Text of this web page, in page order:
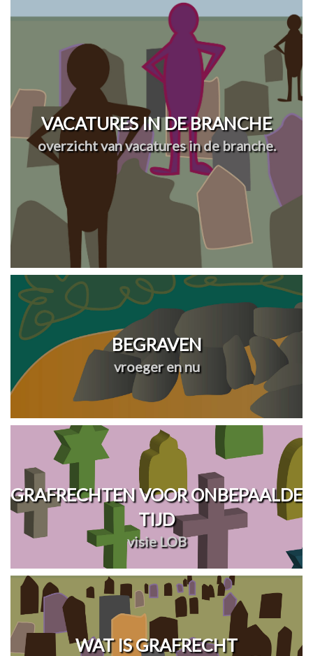
VACATURES IN DE BRANCHE
overzicht van vacatures in de branche.
BEGRAVEN
vroeger en nu
GRAFRECHTEN VOOR ONBEPAALDE
TIJD
visie LOB
WAT IS GRAFRECHT